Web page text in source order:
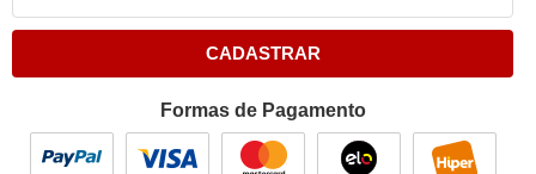
CADASTRAR
Formas de Pagamento